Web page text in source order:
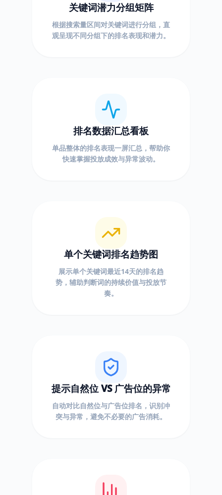
关键词潜力分组矩阵
根据搜索量区间对关键词进行分组，直
观呈现不同分组下的排名表现和潜力。
排名数据汇总看板
单品整体的排名表现一屏汇总，帮助你
快速掌握投放成效与异常波动。
单个关键词排名趋势图
展示单个关键词最近14天的排名趋
势，辅助判断词的持续价值与投放节
奏。
提示自然位 VS 广告位的异常
自动对比自然位与广告位排名，识别冲
突与异常，避免不必要的广告消耗。